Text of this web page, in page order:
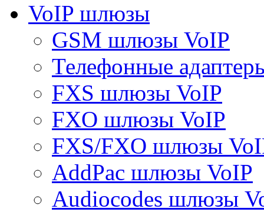
VoIP шлюзы
GSM шлюзы VoIP
Телефонные
FXS шлюзы VoIP
FXO шлюзы VoIP
FXS/FXO шлюзы
AddPac шлюзы VoIP
Audiocodes шлюзы